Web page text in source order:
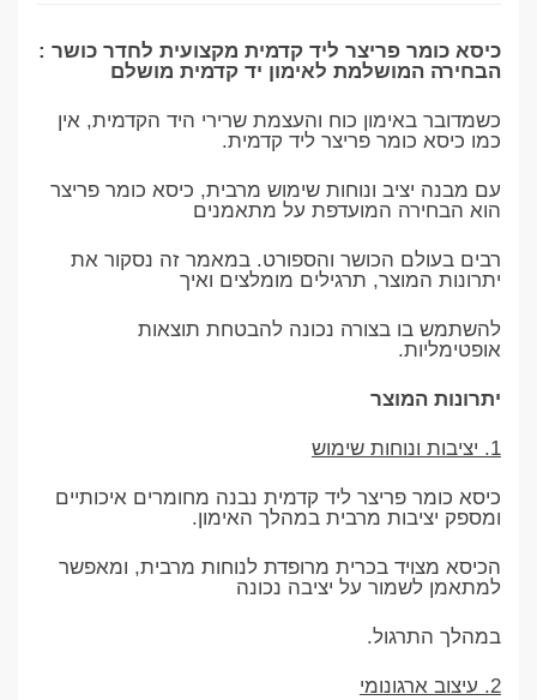
כיסא כומר פריצר ליד קדמית מקצועית לחדר כושר :
הבחירה המושלמת לאימון יד קדמית מושלם
כשמדובר באימון כוח והעצמת שרירי היד הקדמית, אין
כמו כיסא כומר פריצר ליד קדמית.
עם מבנה יציב ונוחות שימוש מרבית, כיסא כומר פריצר
הוא הבחירה המועדפת על מתאמנים
רבים בעולם הכושר והספורט. במאמר זה נסקור את
יתרונות המוצר, תרגילים מומלצים ואיך
להשתמש בו בצורה נכונה להבטחת תוצאות
אופטימליות.
יתרונות המוצר
1. יציבות ונוחות שימוש
כיסא כומר פריצר ליד קדמית נבנה מחומרים איכותיים
ומספק יציבות מרבית במהלך האימון.
הכיסא מצויד בכרית מרופדת לנוחות מרבית, ומאפשר
למתאמן לשמור על יציבה נכונה
במהלך התרגול.
2. עיצוב ארגונומי